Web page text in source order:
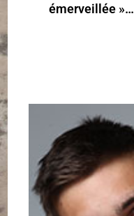
émerveillée »…